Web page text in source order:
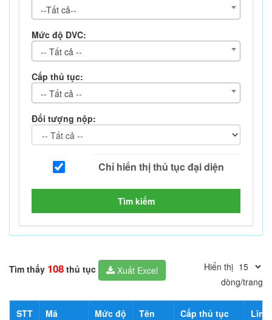
--Tất cả--
Mức độ DVC:
-- Tất cả --
Cấp thủ tục:
-- Tất cả --
Đối tượng nộp:
Tìm kiếm
Tìm thấy 108 thủ tục Xuất Excel
Hiển thị
dòng/trang
STT
Mã
Mức độ
Tên
Cấp thủ tục
Lĩnh